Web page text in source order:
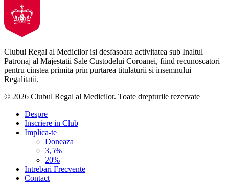
Clubul Regal al Medicilor isi desfasoara activitatea sub Inaltul
Patronaj al Majestatii Sale Custodelui Coroanei, fiind recunoscatori
pentru cinstea primita prin purtarea titulaturii si insemnului
Regalitatii.
© 2026 Clubul Regal al Medicilor. Toate drepturile rezervate
Despre
Inscriere in Club
Implica-te
Doneaza
3,5%
20%
Intrebari Frecvente
Contact